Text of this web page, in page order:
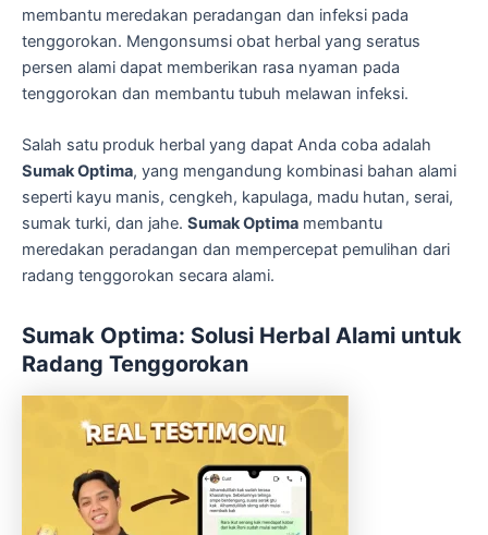
membantu meredakan peradangan dan infeksi pada
tenggorokan. Mengonsumsi obat herbal yang seratus
persen alami dapat memberikan rasa nyaman pada
tenggorokan dan membantu tubuh melawan infeksi.
Salah satu produk herbal yang dapat Anda coba adalah
Sumak Optima, yang mengandung kombinasi bahan alami
seperti kayu manis, cengkeh, kapulaga, madu hutan, serai,
sumak turki, dan jahe. Sumak Optima membantu
meredakan peradangan dan mempercepat pemulihan dari
radang tenggorokan secara alami.
Sumak Optima: Solusi Herbal Alami untuk
Radang Tenggorokan